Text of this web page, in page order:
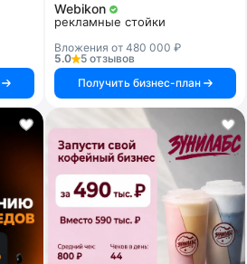
Webikon
рекламные стойки
Вложения от 480 000 ₽
5.0
5 отзывов
Получить бизнес-план